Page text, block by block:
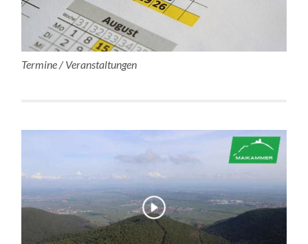
Termine / Veranstaltungen